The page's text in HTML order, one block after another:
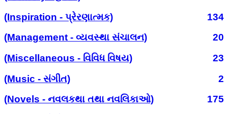
(Inspiration - પ્રેરણાત્મક)
134
(Management - વ્યવસ્થા સંચાલન)
20
(Miscellaneous - વિવિધ વિષય)
23
(Music - સંગીત)
2
(Novels - નવલકથા તથા નવલિકાઓ)
175